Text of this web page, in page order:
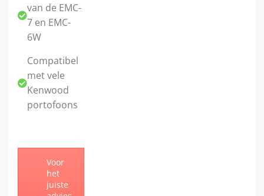
van de EMC-
7 en EMC-
6W
Compatibel
met vele
Kenwood
portofoons
Voor
het
juiste